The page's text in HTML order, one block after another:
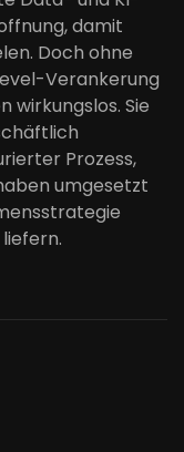
damit
Doch ohne
Verankerung
wirkungslos. Sie
Prozess,
umgesetzt